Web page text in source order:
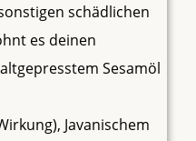
schädlichen
es deinen
Sesamöl
Javanischem